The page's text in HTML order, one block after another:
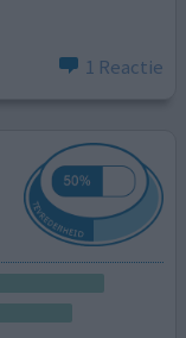
1 Reactie